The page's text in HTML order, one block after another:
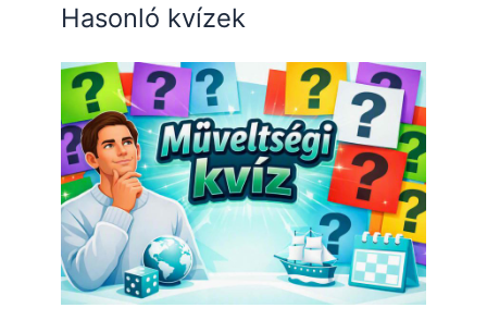
Hasonló kvízek